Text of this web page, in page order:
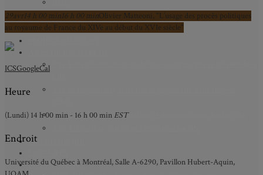
Bourses du GRHS
ARCHIVES
Axe 3 : Diffusion, circulation et appropriation des savoirs
BIBLIOTHÈQUE
MÉDIATHÈQUE
29avr14 h 00 min16 h 00 minOlivier Matteoni, "L’usage des procès politiques
au royaume de France du XIVe au début du XVIe siècle"
ICSGoogleCal
Heure
(Lundi) 14 h 00 min - 16 h 00 min EST
Endroit
Université du Québec à Montréal, Salle A-6290, Pavillon Hubert-Aquin,